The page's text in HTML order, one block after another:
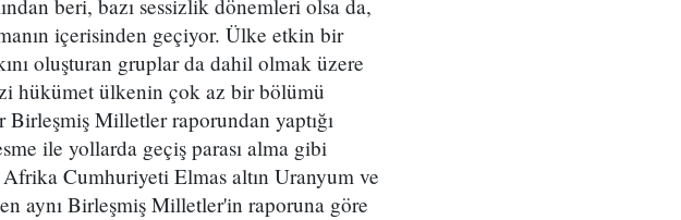
beri, bazı sessizlik dönemleri olsa da,
içerisinden geçiyor. Ülke etkin bir
oluşturan gruplar da dahil olmak üzere
hükümet ülkenin çok az bir bölümü
Milletler raporundan yaptığı
ile yollarda geçiş parası alma gibi
Cumhuriyeti Elmas altın Uranyum ve
aynı Birleşmiş Milletler'in raporuna göre